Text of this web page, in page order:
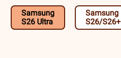
Samsung
S26 Ultra
Samsung
S26/S26+